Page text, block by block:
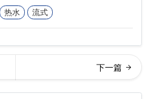
热水 流式
回列表